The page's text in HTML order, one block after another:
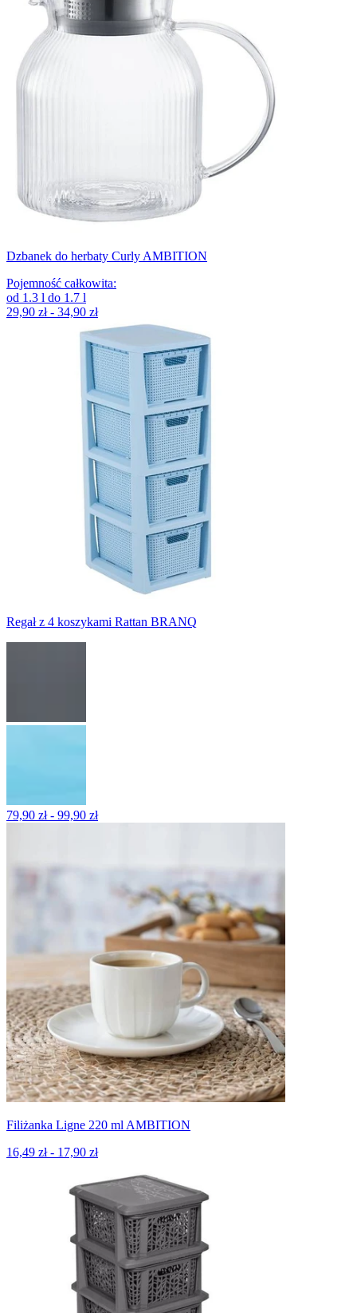
Dzbanek do herbaty Curly AMBITION
Pojemność całkowita:
od 1.3 l do 1.7 l
29,90 zł - 34,90 zł
Regał z 4 koszykami Rattan BRANQ
79,90 zł - 99,90 zł
Filiżanka Ligne 220 ml AMBITION
16,49 zł - 17,90 zł